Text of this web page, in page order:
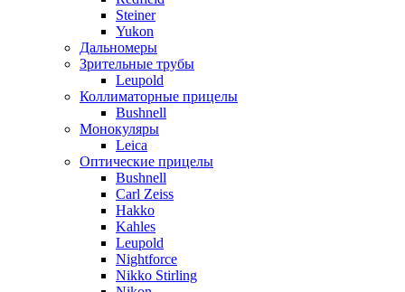
Steiner
Yukon
Дальномеры
Зрительные трубы
Leupold
Коллиматорные прицелы
Bushnell
Монокуляры
Leica
Оптические прицелы
Bushnell
Carl Zeiss
Hakko
Kahles
Leupold
Nightforce
Nikko Stirling